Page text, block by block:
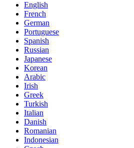
English
French
German
Portuguese
Spanish
Russian
Japanese
Korean
Arabic
Irish
Greek
Turkish
Italian
Danish
Romanian
Indonesian